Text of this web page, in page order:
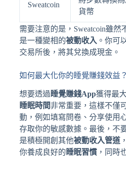
Sweatcoin
貨幣
需要注意的是，Sweatcoin雖然
是一種變相的被動收入 。你可
交易所後，將其兌換成現金。
如何最大化你的睡覺賺錢效益
想要透過睡覺賺錢App獲得最
睡眠時間非常重要，這樣不僅
動，例如填寫問卷、分享使用
存取你的敏感數據。最後，不
是積極開創其他被動收入管道
你養成良好的睡眠習慣 ，同時